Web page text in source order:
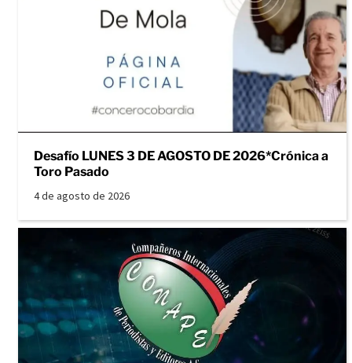
Desafío LUNES 3 DE AGOSTO DE 2026*Crónica a
Toro Pasado
4 de agosto de 2026